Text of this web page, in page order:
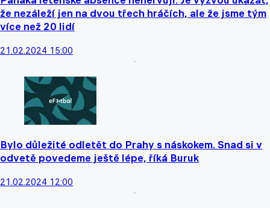
že nezáleží jen na dvou třech hráčích, ale že jsme tým
více než 20 lidí
21.02.2024 15:00
Bylo důležité odletět do Prahy s náskokem. Snad si v
odvetě povedeme ještě lépe, říká Buruk
21.02.2024 12:00